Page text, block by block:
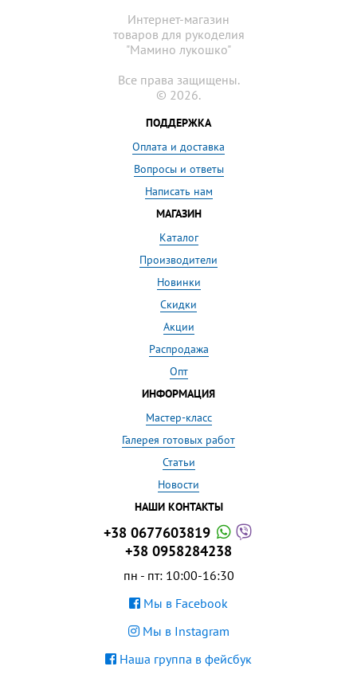
Интернет-магазин
товаров для рукоделия
"Мамино лукошко"
Все права защищены.
© 2026.
ПОДДЕРЖКА
Оплата и доставка
Вопросы и ответы
Написать нам
МАГАЗИН
Каталог
Производители
Новинки
Скидки
Акции
Распродажа
Опт
ИНФОРМАЦИЯ
Мастер-класс
Галерея готовых работ
Статьи
Новости
НАШИ КОНТАКТЫ
+38 0677603819
+38 0958284238
пн - пт: 10:00-16:30
Мы в Facebook
Мы в Instagram
Наша группа в фейсбук